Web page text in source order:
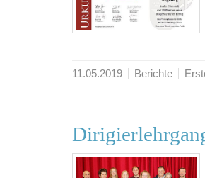
11.05.2019 Berichte